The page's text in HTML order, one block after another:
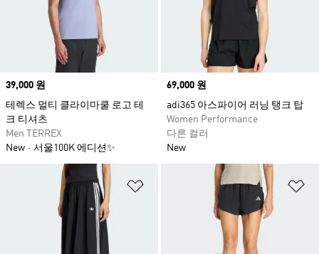
Price
39,000 원
테렉스 멀티 클라이마쿨 로고 테
크 티셔츠
Men TERREX
New
서울100K 에디션✨
Price
69,000 원
adi365 아스파이어 러닝 탱크 탑
Women Performance
다른 컬러
New
위시리스트 담기